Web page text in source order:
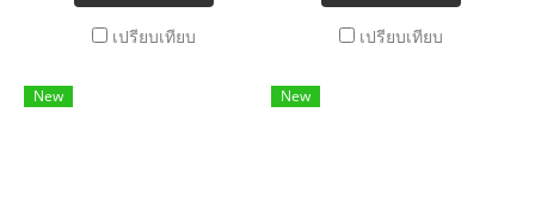
เปรียบเทียบ เปรียบเทียบ
New New